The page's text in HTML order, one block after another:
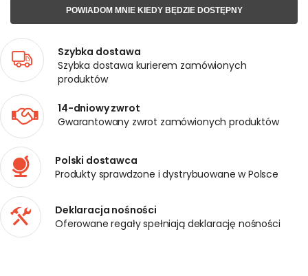
POWIADOM MNIE KIEDY BĘDZIE DOSTĘPNY
Szybka dostawa
Szybka dostawa kurierem zamówionych
produktów
14-dniowy zwrot
Gwarantowany zwrot zamówionych produktów
Polski dostawca
Produkty sprawdzone i dystrybuowane w Polsce
Deklaracja nośności
Oferowane regały spełniają deklarację nośności